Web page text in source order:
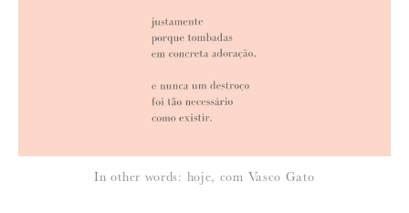
Para saber como tratamos e protegemos os seus dados, leia a nossa
In other words: hoje, com Vasco Gato